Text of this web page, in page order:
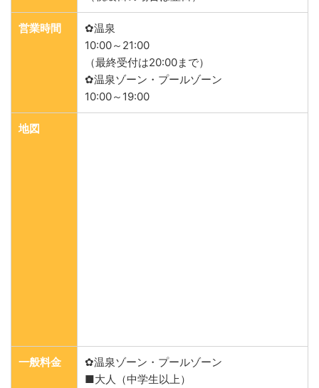
営業時間
✿温泉
10:00～21:00
（最終受付は20:00まで）
✿温泉ゾーン・プールゾーン
10:00～19:00
地図
一般料金
✿温泉ゾーン・プールゾーン
■大人（中学生以上）